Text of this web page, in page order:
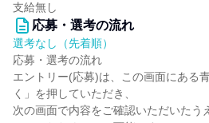
支給無し
応募・選考の流れ
選考なし（先着順）
応募・選考の流れ
エントリー(応募)は、この画面にある
く」を押していただき、
次の画面で内容をご確認いただいたう